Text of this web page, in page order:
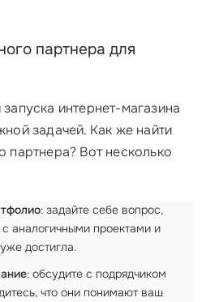
партнера для
интернет-магазина
задачей. Как же найти
партнера? Вот несколько
: задайте себе вопрос,
аналогичными проектами и
достигла.
: обсудите с подрядчиком
что они понимают ваш